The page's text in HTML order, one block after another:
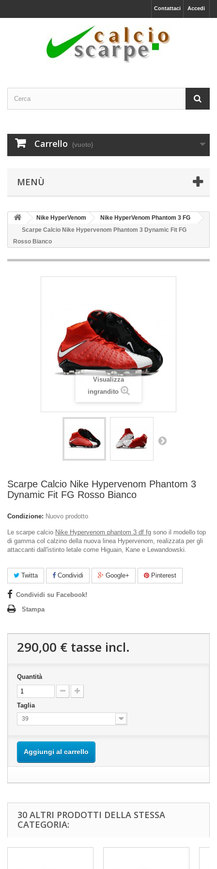
Accedi
Contattaci
Carrello (vuoto)
MENÙ
Nike HyperVenom
Nike HyperVenom Phantom 3 FG
Scarpe Calcio Nike Hypervenom Phantom 3 Dynamic Fit FG
Rosso Bianco
Visualizza
ingrandito
Scarpe Calcio Nike Hypervenom Phantom 3
Dynamic Fit FG Rosso Bianco
Condizione: Nuovo prodotto
Le scarpe calcio Nike Hypervenom phantom 3 df fg sono il modello top
di gamma col calzino della nuova linea Hypervenom, realizzata per gli
attaccanti dall'istinto letale come Higuain, Kane e Lewandowski.
Twitta Condividi Google+ Pinterest
Condividi su Facebook!
Stampa
290,00 € tasse incl.
Quantità
Taglia
39
Aggiungi al carrello
30 ALTRI PRODOTTI DELLA STESSA
CATEGORIA: